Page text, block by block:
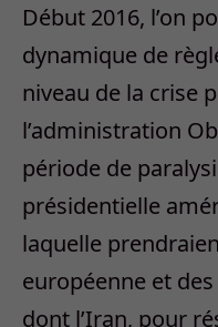
Début 2016, l’on
dynamique de
niveau de la crise
l’administration
période de
présidentielle
laquelle
européenne et
dont l’Iran, pour